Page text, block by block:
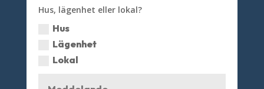
Hus, lägenhet eller lokal?
Hus
Lägenhet
Lokal